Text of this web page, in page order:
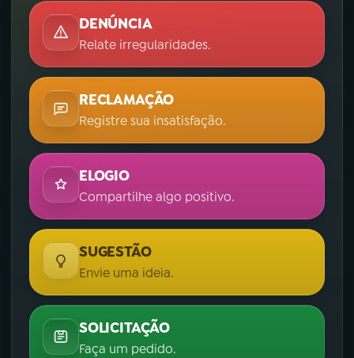
DENÚNCIA
Relate irregularidades.
RECLAMAÇÃO
Registre sua insatisfação.
ELOGIO
Compartilhe algo positivo.
SUGESTÃO
Envie uma ideia.
SOLICITAÇÃO
Faça um pedido.